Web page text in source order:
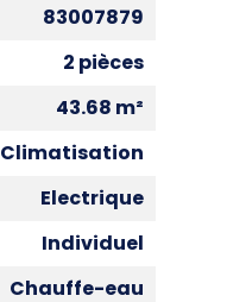
83007879
2 pièces
43.68 m²
Climatisation
Electrique
Individuel
Chauffe-eau